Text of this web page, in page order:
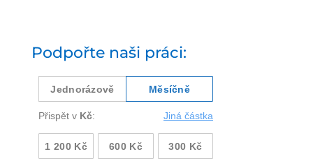
Podpořte naši práci: